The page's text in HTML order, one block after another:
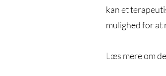
kan et
mulighed for at
Læs mere om